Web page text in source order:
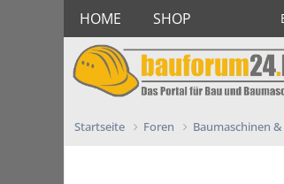
HOME SHOP
Startseite Foren Baumaschinen